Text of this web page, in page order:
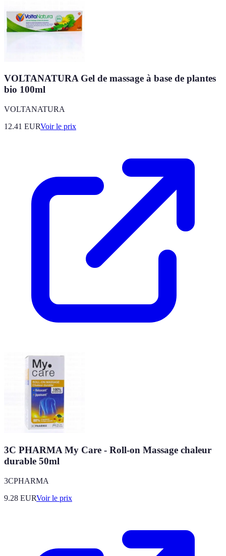
VOLTANATURA Gel de massage à base de plantes
bio 100ml
VOLTANATURA
12.41 EURVoir le prix
3C PHARMA My Care - Roll-on Massage chaleur
durable 50ml
3CPHARMA
9.28 EURVoir le prix